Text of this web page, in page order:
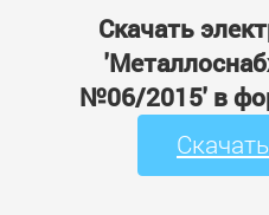
Скачать
№06/2015' в